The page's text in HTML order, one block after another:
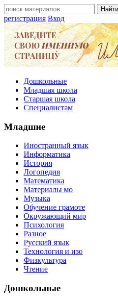
регистрация Вход
Дошкольные
Младшая школа
Старшая школа
Специалистам
Младшие
Иностранный язык
Информатика
История
Логопедия
Математика
Материалы мо
Музыка
Обучение грамоте
Окружающий мир
Психология
Разное
Русский язык
Технология и изо
Физкультура
Чтение
Дошкольные